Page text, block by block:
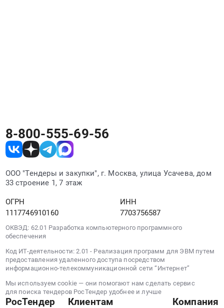
8-800-555-69-56
ООО "Тендеры и закупки", г. Москва, улица Усачева, дом
33 строение 1, 7 этаж
ОГРН
1117746910160
ИНН
7703756587
ОКВЭД: 62.01 Разработка компьютерного программного
обеспечения
Код ИТ-деятельности: 2.01 - Реализация программ для ЭВМ путем
предоставления удаленного доступа посредством
информационно-телекоммуникационной сети “Интернет”
Мы используем cookie — они помогают нам сделать сервис
для поиска тендеров РосТендер удобнее и лучше
РосТендер Клиентам Компания